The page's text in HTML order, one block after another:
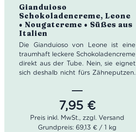
Gianduioso
Schokoladencreme, Leone
• Nougatcreme • Süßes aus
Italien
Bewertet
Die Gianduioso von Leone ist eine
traumhaft leckere Schokoladencreme
direkt aus der Tube. Nein, sie eignet
sich deshalb nicht fürs Zähneputzen.
sie unwiderstehlich. Pro Tipp: Bei
Zimmertemperatur lässt sich die
Gianduioso am besten verstreichen.
7,95 €
Grundpreis: 69,13 € / 1 kg